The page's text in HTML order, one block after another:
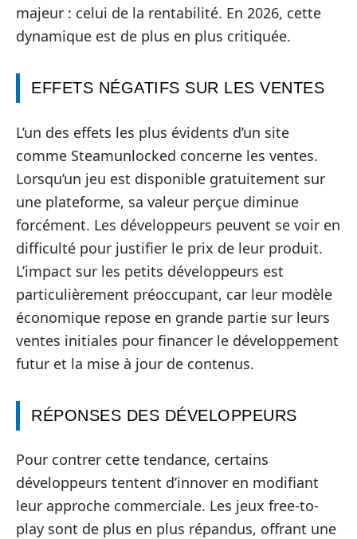
majeur : celui de la rentabilité. En 2026, cette
dynamique est de plus en plus critiquée.
EFFETS NÉGATIFS SUR LES VENTES
L’un des effets les plus évidents d’un site
comme Steamunlocked concerne les ventes.
Lorsqu’un jeu est disponible gratuitement sur
une plateforme, sa valeur perçue diminue
forcément. Les développeurs peuvent se voir en
difficulté pour justifier le prix de leur produit.
L’impact sur les petits développeurs est
particulièrement préoccupant, car leur modèle
économique repose en grande partie sur leurs
ventes initiales pour financer le développement
futur et la mise à jour de contenus.
RÉPONSES DES DÉVELOPPEURS
Pour contrer cette tendance, certains
développeurs tentent d’innover en modifiant
leur approche commerciale. Les jeux free-to-
play sont de plus en plus répandus, offrant une